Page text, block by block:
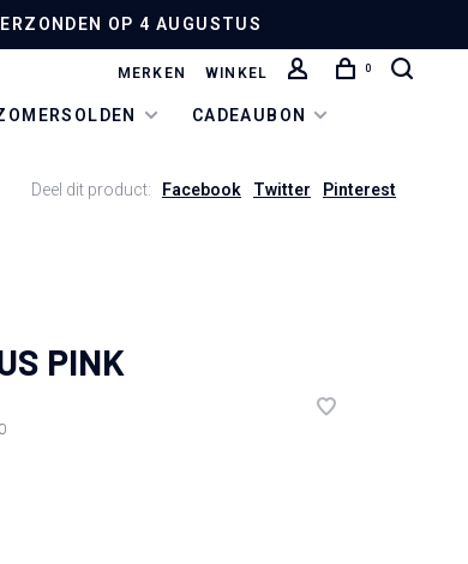
OP 4 AUGUSTUS
CADEAUBON
MERKEN WINKEL 0
Deel dit product: Facebook Twitter Pinterest
PINK